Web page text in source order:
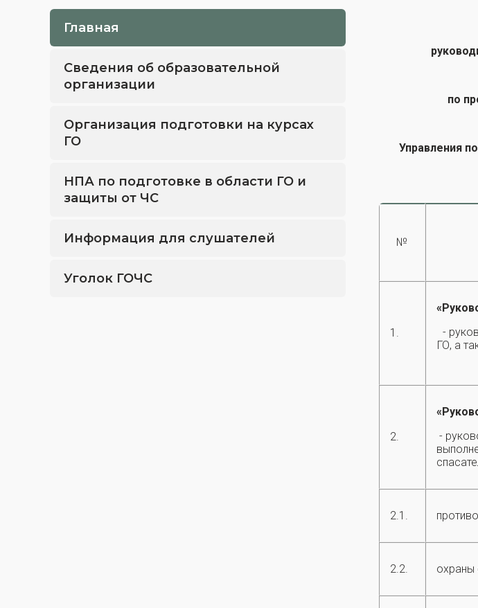
Главная
Сведения об образовательной
организации
Организация подготовки на курсах
ГО
НПА по подготовке в области ГО и
защиты от ЧС
Информация для слушателей
Уголок ГОЧС
по
Управления
№
1.
-
ГО, а
2.
-
2.1.
2.2. охраны